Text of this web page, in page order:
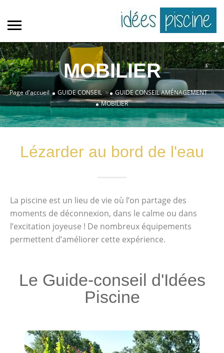
MOBILIER
Page d'accueil GUIDE CONSEIL» GUIDE CONSEIL AMÉNAGEMENT»
MOBILIER
Lézarder au bord de l'eau
La piscine est un lieu de vie où l’on partage des
moments de déconnexion, dans le calme ou dans
l’excitation joyeuse ! De nombreux équipements
permettent d’améliorer cette expérience.
Le Guide-conseil d'Idées
Piscine